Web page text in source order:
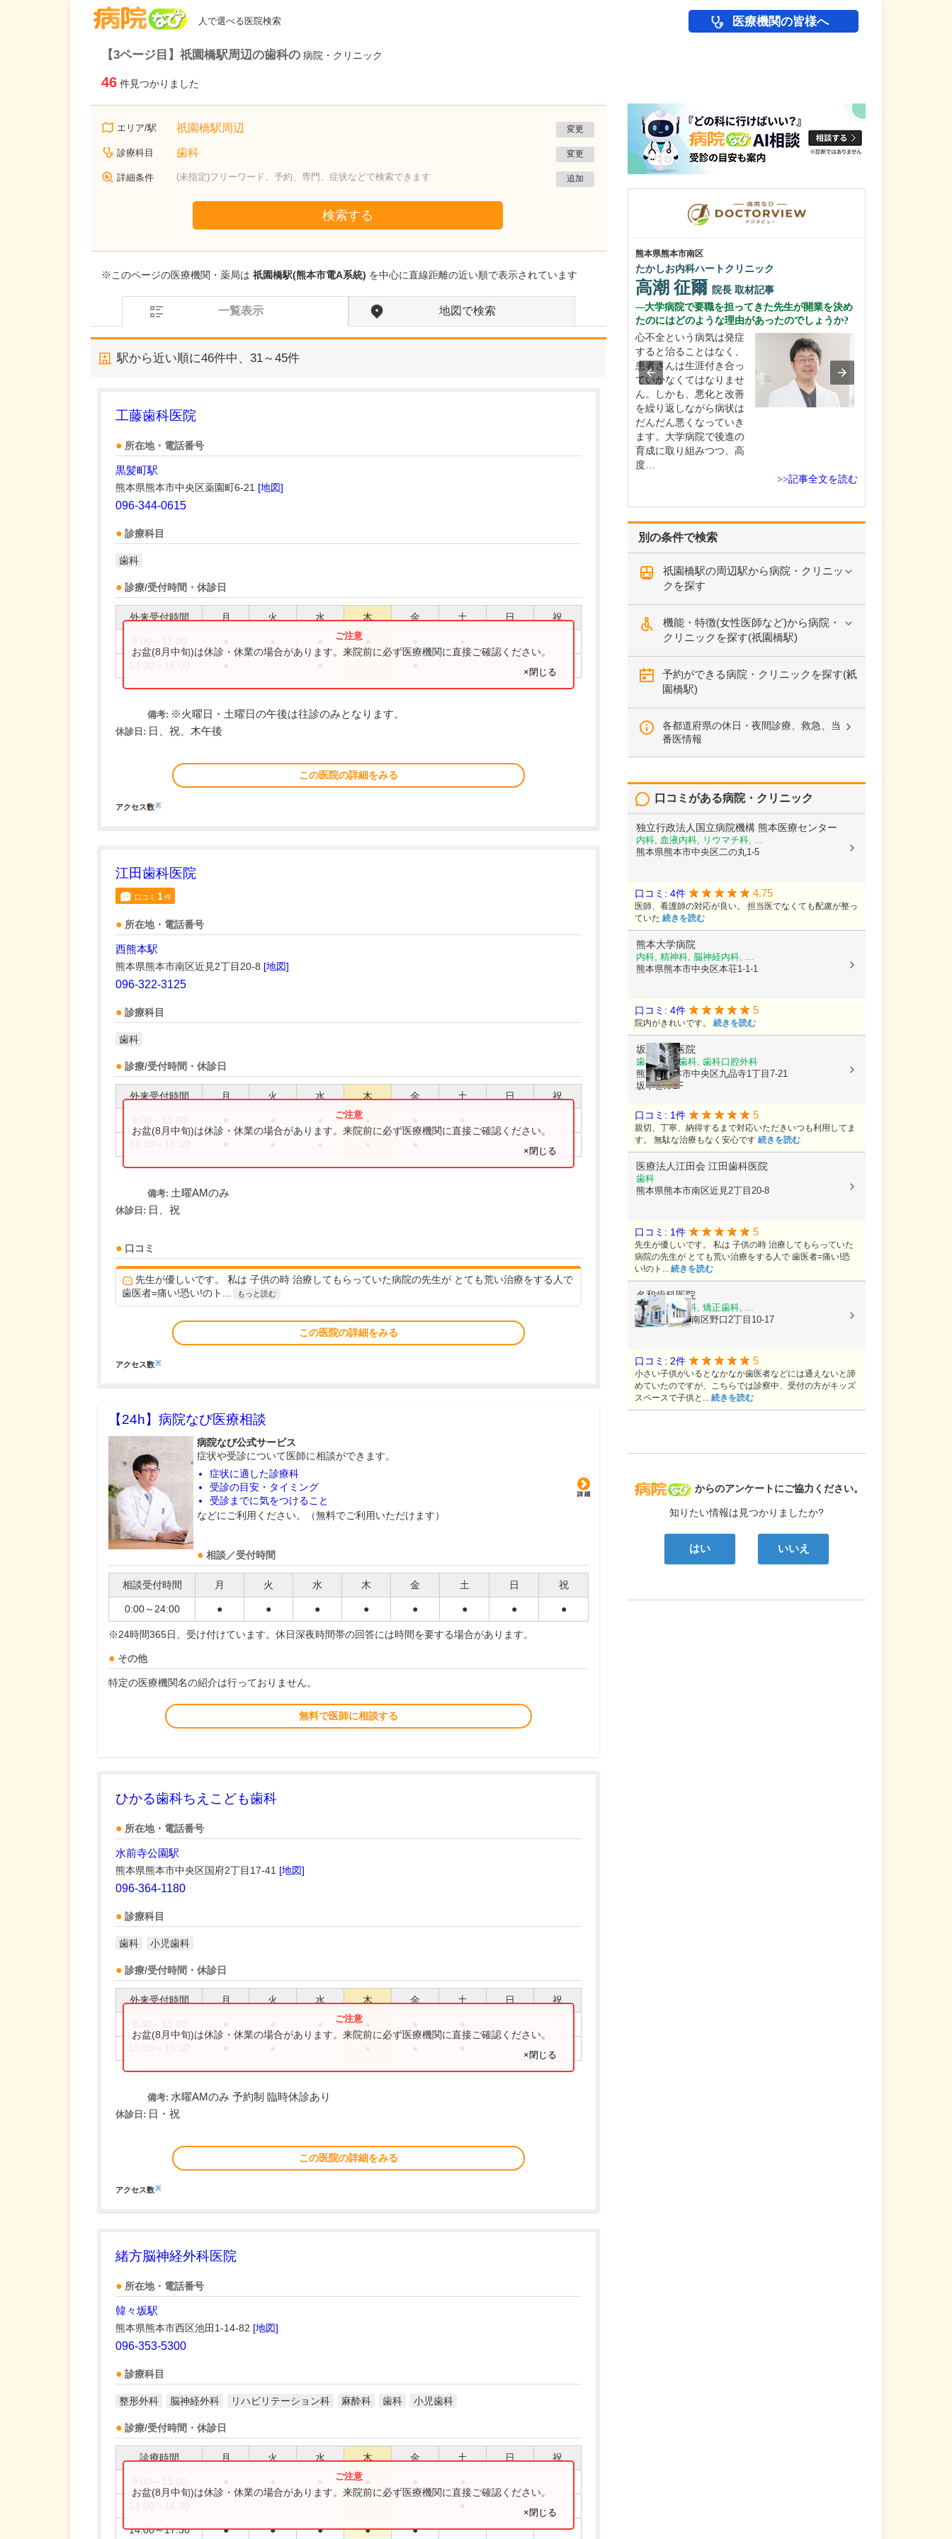
人で選べる医院検索 医療機関の皆様へ
【3ページ目】祇園橋駅周辺の歯科の 病院・クリニック
46 件見つかりました
エリア/駅 祇園橋駅周辺 変更
診療科目 歯科 変更
詳細条件 (未指定)フリーワード、予約、専門、症状などで検索できます 追加
検索する
※このページの医療機関・薬局は 祇園橋駅(熊本市電A系統) を中心に直線距離の近い順で表示されています
一覧表示 地図で検索
駅から近い順に46件中、 31～45件
工藤歯科医院
所在地・電話番号
黒髪町駅
熊本県熊本市中央区薬園町6-21 [地図]
096-344-0615
診療科目
歯科
診療/受付時間・休診日
外来受付時間 月 火 水 木 金 土 日 祝
お盆(8月中旬)は休診・休業の場合があります。来院前に必ず医療機関に直接ご確認ください。
×閉じる
備考: ※火曜日・土曜日の午後は往診のみとなります。
休診日: 日、祝、木午後
この医院の詳細をみる
アクセス数※
江田歯科医院
口コミ 1件
所在地・電話番号
西熊本駅
熊本県熊本市南区近見2丁目20-8 [地図]
096-322-3125
診療科目
歯科
診療/受付時間・休診日
外来受付時間 月 火 水 木 金 土 日 祝
お盆(8月中旬)は休診・休業の場合があります。来院前に必ず医療機関に直接ご確認ください。
×閉じる
備考: 土曜AMのみ
休診日: 日、祝
口コミ
先生が優しいです。 私は 子供の時 治療してもらっていた病院の先生が とても荒い治療をする人で
歯医者=痛い!恐い!のト...
もっと読む
この医院の詳細をみる
アクセス数※
【24h】 病院なび医療相談
病院なび公式サービス
症状や受診について医師に相談ができます。
症状に適した診療科
受診の目安・タイミング
受診までに気をつけること
などにご利用ください。（無料でご利用いただけます）
相談／受付時間
相談受付時間 月 火 水 木 金 土 日 祝
0:00～24:00 ● ● ● ● ● ● ● ●
※24時間365日、受け付けています。休日深夜時間帯の回答には時間を要する場合があります。
その他
特定の医療機関名の紹介は行っておりません。
無料で医師に相談する
ひかる歯科ちえこども歯科
所在地・電話番号
水前寺公園駅
熊本県熊本市中央区国府2丁目17-41 [地図]
096-364-1180
診療科目
歯科 小児歯科
診療/受付時間・休診日
外来受付時間 月 火 水 木 金 土 日 祝
お盆(8月中旬)は休診・休業の場合があります。来院前に必ず医療機関に直接ご確認ください。
×閉じる
備考: 水曜AMのみ 予約制 臨時休診あり
休診日: 日・祝
この医院の詳細をみる
アクセス数※
緒方脳神経外科医院
所在地・電話番号
韓々坂駅
熊本県熊本市西区池田1-14-82 [地図]
096-353-5300
診療科目
整形外科 脳神経外科 リハビリテーション科 麻酔科 歯科 小児歯科
診療/受付時間・休診日
診療時間 月 火 水 木 金 土 日 祝
14:00～17:30 ● ● ● ● ●
お盆(8月中旬)は休診・休業の場合があります。来院前に必ず医療機関に直接ご確認ください。
×閉じる
別の条件で検索
祇園橋駅の周辺駅から病院・クリニッ
クを探す
機能・特徴(女性医師など)から病院・
クリニックを探す(祇園橋駅)
予約ができる病院・クリニックを探す(祇
園橋駅)
各都道府県の休日・夜間診療、救急、当
番医情報
病院なび
からのアンケートにご協力ください。
知りたい情報は見つかりましたか?
はい いいえ
口コミがある病院・クリニック
独立行政法人国立病院機構 熊本医療センター
内科, 血液内科, リウマチ科, ...
熊本県熊本市中央区二の丸1-5
口コミ: 4件 4.75
医師、看護師の対応が良い。 担当医でなくても配慮が整っ
ていた 続きを読む
熊本大学病院
内科, 精神科, 脳神経内科, ...
熊本県熊本市中央区本荘1-1-1
口コミ: 4件 5
院内がきれいです。 続きを読む
坂本歯科医院
歯科, 小児歯科, 歯科口腔外科
熊本県熊本市中央区九品寺1丁目7-21
坂本ビル2F
口コミ: 1件 5
親切、丁寧、納得するまで対応いただきいつも利用してま
す。 無駄な治療もなく安心です 続きを読む
医療法人江田会 江田歯科医院
歯科
熊本県熊本市南区近見2丁目20-8
口コミ: 1件 5
先生が優しいです。 私は 子供の時 治療してもらっていた
病院の先生が とても荒い治療をする人で 歯医者=痛い!恐
い!のト... 続きを読む
名和歯科医院
歯科, 小児歯科, 矯正歯科, ...
熊本県熊本市南区野口2丁目10-17
口コミ: 2件 5
小さい子供がいるとなかなか歯医者などには通えないと諦
めていたのですが、こちらでは診察中、受付の方がキッズ
スペースで子供と... 続きを読む
熊本県熊本市南区
たかしお内科ハートクリニック
高潮 征爾 院長 取材記事
大学病院で要職を担ってきた先生が開業を決め
たのにはどのような理由があったのでしょうか?
心不全という病気は発症
すると治ることはなく、
患者さんは生涯付き合っ
ていかなくてはなりませ
ん。しかも、悪化と改善
を繰り返しながら病状は
だんだん悪くなっていき
ます。大学病院で後進の
育成に取り組みつつ、高
度…
>>記事全文を読む
東京都杉並区
ファミリークリニック高井戸
毎日の診察で心がけていることはありますか?
患者さんに気軽に相談し
ていただけるように、ど